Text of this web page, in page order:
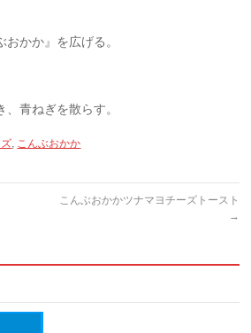
かか』を広げる。
青ねぎを散らす。
, こんぶおかか
こんぶおかかツナマヨチーズトースト
→